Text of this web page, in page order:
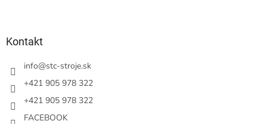
Kontakt
info@stc-stroje.sk
+421 905 978 322
+421 905 978 322
FACEBOOK